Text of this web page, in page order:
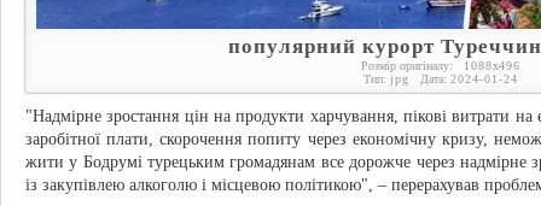
популярний курорт
Розмір оригіналу: 1088x496
Тип: jpg Дата: 2024-01-24
"Надмірне зростання цін на продукти харчування, пікові витрати
заробітної плати, скорочення попиту через економічну кризу,
жити у Бодрумі турецьким громадянам все дорожче через надмірне
із закупівлею алкоголю і місцевою політикою", – перерахував